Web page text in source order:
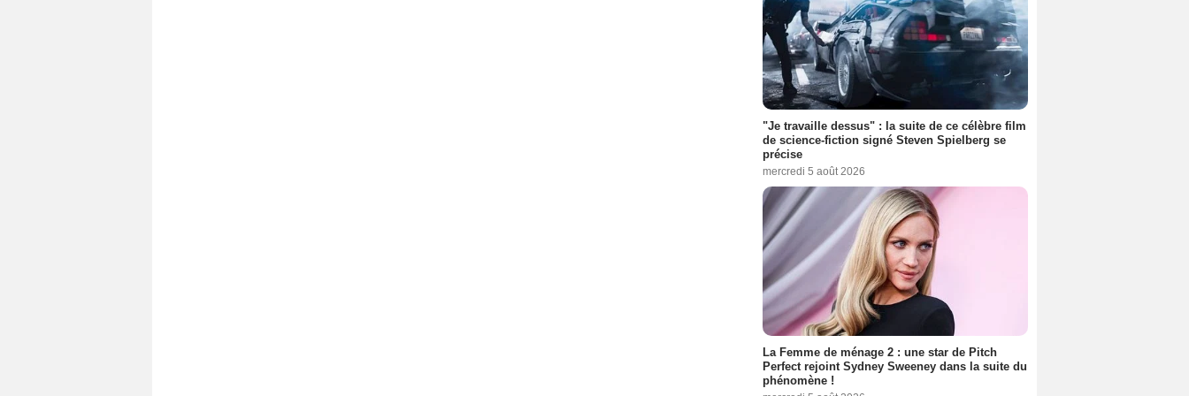
"Je travaille dessus" : la suite de ce célèbre film
de science-fiction signé Steven Spielberg se
précise
mercredi 5 août 2026
La Femme de ménage 2 : une star de Pitch
Perfect rejoint Sydney Sweeney dans la suite du
phénomène !